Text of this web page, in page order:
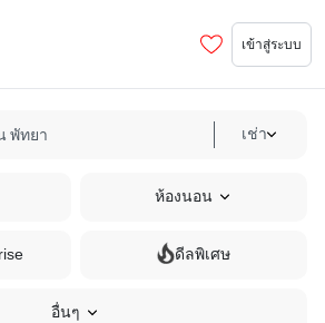
เข้าสู่ระบบ
เช่า
ห้องนอน
ดีลพิเศษ
อื่นๆ